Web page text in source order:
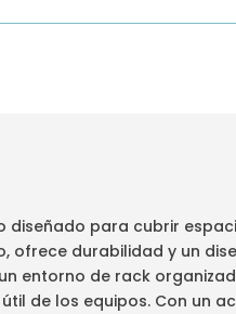
diseñado para cubrir
ofrece durabilidad y un
entorno de rack
de los equipos. Con un